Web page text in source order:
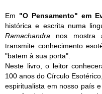
Em "O Pensamento" em
histórica e escrita numa
Ramachandra nos mostra
transmite conhecimento
"batem à sua porta".
Neste livro, o leitor
100 anos do Círculo
espiritualista em nosso país